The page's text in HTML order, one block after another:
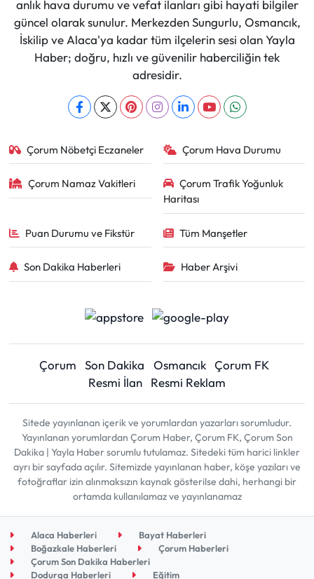
anlık hava durumu ve vefat ilanları gibi hayati bilgiler
güncel olarak sunulur. Merkezden Sungurlu, Osmancık,
İskilip ve Alaca'ya kadar tüm ilçelerin sesi olan Yayla
Haber; doğru, hızlı ve güvenilir haberciliğin tek
adresidir.
Çorum Nöbetçi Eczaneler Çorum Hava Durumu
Çorum Namaz Vakitleri
Çorum Trafik Yoğunluk
Haritası
Puan Durumu ve Fikstür Tüm Manşetler
Son Dakika Haberleri Haber Arşivi
Çorum Son Dakika Osmancık Çorum FK
Resmi İlan
Resmi Reklam
Sitede yayınlanan içerik ve yorumlardan yazarları sorumludur.
Yayınlanan yorumlardan Çorum Haber, Çorum FK, Çorum Son
Dakika | Yayla Haber sorumlu tutulamaz. Sitedeki tüm harici linkler
ayrı bir sayfada açılır. Sitemizde yayınlanan haber, köşe yazıları ve
fotoğraflar izin alınmaksızın kaynak gösterilse dahi, herhangi bir
ortamda kullanılamaz ve yayınlanamaz
Alaca Haberleri
Bayat Haberleri
Boğazkale Haberleri
Çorum Haberleri
Çorum Son Dakika Haberleri
Dodurga Haberleri
Eğitim